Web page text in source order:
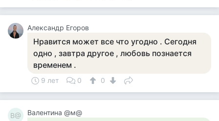
Александр Егоров
Нравится может все что угодно . Сегодня
одно , завтра другое , любовь познается
временем .
9 лет 0 0
В@ Валентина @м@